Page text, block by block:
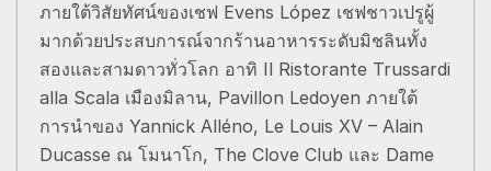
ภายใต้วิสัยทัศน์ของเชฟ Evens López เชฟชาวเปรูผู้
มากด้วยประสบการณ์จากร้านอาหารระดับมิชลินทั้ง
สองและสามดาวทั่วโลก อาทิ Il Ristorante Trussardi
alla Scala เมืองมิลาน, Pavillon Ledoyen ภายใต้
การนำของ Yannick Alléno, Le Louis XV – Alain
Ducasse ณ โมนาโก, The Clove Club และ Dame